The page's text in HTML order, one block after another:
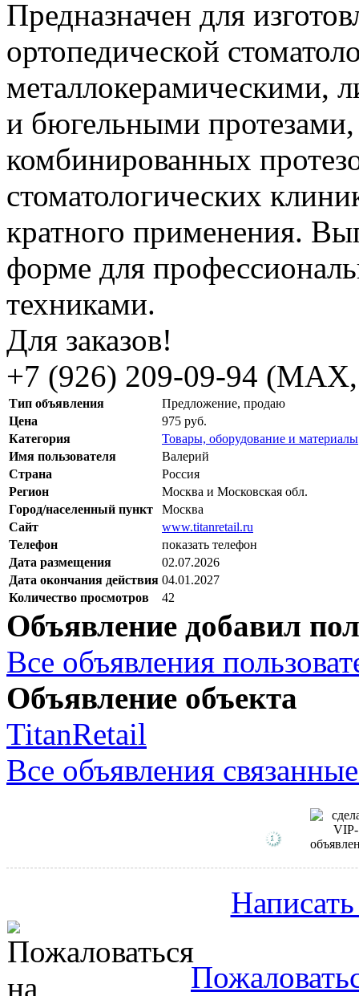
Предназначен для
ортопедической
металлокерамическими,
и бюгельными протезами,
комбинированных
стоматологических
кратного применения.
форме для
техниками.
Для заказов!
+7 (926) 209-09-94
Тип объявления
Предложение, продаю
Цена
975 руб.
Категория
Товары, оборудование и материалы
Имя пользователя
Валерий
Страна
Россия
Регион
Москва и Московская обл.
Город/населенный пункт
Москва
Сайт
www.titanretail.ru
Телефон
показать телефон
Дата размещения
02.07.2026
Дата окончания действия 04.01.2027
Количество просмотров
42
Объявление добавил
Все объявления
Объявление объекта
TitanRetail
Все объявления